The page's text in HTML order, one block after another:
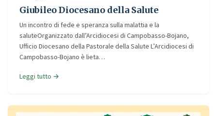
Giubileo Diocesano della Salute
Un incontro di fede e speranza sulla malattia e la
saluteOrganizzato dall’Arcidiocesi di Campobasso-Bojano,
Ufficio Diocesano della Pastorale della Salute L’Arcidiocesi di
Campobasso-Bojano è lieta…
Leggi tutto →